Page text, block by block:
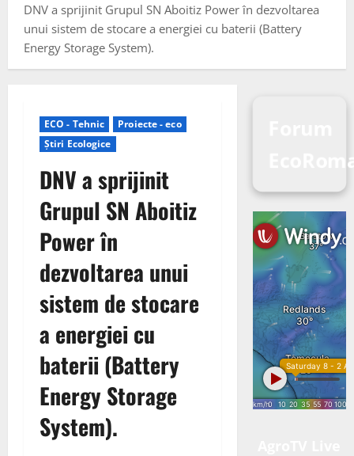
DNV a sprijinit Grupul SN Aboitiz Power în dezvoltarea
unui sistem de stocare a energiei cu baterii (Battery
Energy Storage System).
ECO - Tehnic
Proiecte - eco
Știri Ecologice
DNV a sprijinit
Grupul SN Aboitiz
Power în
dezvoltarea unui
sistem de stocare
a energiei cu
baterii (Battery
Energy Storage
System).